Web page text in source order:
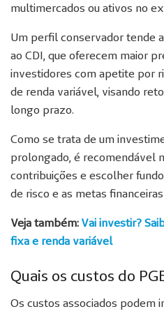
multimercados ou ativos no
Um perfil conservador tende
ao CDI, que oferecem maior
investidores com apetite por
de renda variável, visando
longo prazo.
Como se trata de um
prolongado, é recomendável
contribuições e escolher
de risco e as metas
Veja também: Vai investir?
fixa e renda variável
Quais os custos do
Os custos associados podem